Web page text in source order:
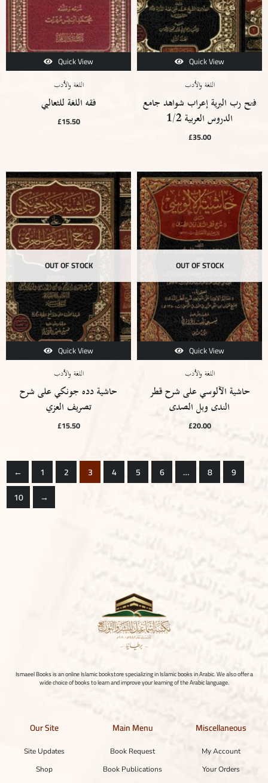
Quick View
اللغة والأدب
فقه اللغة للثعالبي
£15.50
Quick View
اللغة والأدب
فتح رب البرية إعراب شواهد جامع
الدروس العربية 1/2
£35.00
OUT OF STOCK
Quick View
اللغة والأدب
حاشية دده جونكي على شرح
تصريف العزي
£15.50
OUT OF STOCK
Quick View
اللغة والأدب
حاشية الآلوسي على شرح قطر
الندى وبل الصدى
£20.00
← 1 2 3 4 5 6 … 8
9
10
→
Ismaeel Books is an online Islamic bookstore specializing in Islamic books in Arabic. We also offer a
wide choice of books to learn and improve your learning of the Arabic language.
Our Site
Site Updates
Shop
Main Menu
Book Request
Book Publications
Miscellaneous
My Account
Your Orders